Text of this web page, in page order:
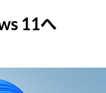
11へ